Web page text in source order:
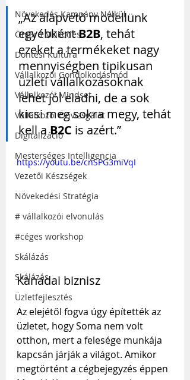
Növekedés Kampány Nélkül
Önjáró Működés
Döntési Kultúra
Vállalkozói Gondolkodásmód
Vállalkozói Mindset
Vállalkozói Önvizsgálat
Digitalizáció
Mesterséges Intelligencia
Vezetői Készségek
Növekedési Stratégia
# vállalkozói elvonulás
#céges workshop
Skálázás
Skálázás
Üzletfejlesztés
„Az alapvető modellünk
egyébként B2B, tehát
ezeket a termékeket nagy
mennyiségben tipikusan
üzleti vállalkozásoknak
lehet jól eladni, de a sok
kicsi meg sokra megy, tehát
kell a B2C is azért.”
https://youtu.be/cnSPG3miVqI
Kanadai biznisz
Az elejétől fogva úgy építették az
üzletet, hogy Soma nem volt
otthon, mert a felesége munkája
kapcsán járják a világot. Amikor
megtörtént a cégbejegyzés éppen